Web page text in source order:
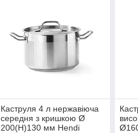
Каструля 4 л нержавіюча
середня з кришкою Ø
200(Н)130 мм Hendi